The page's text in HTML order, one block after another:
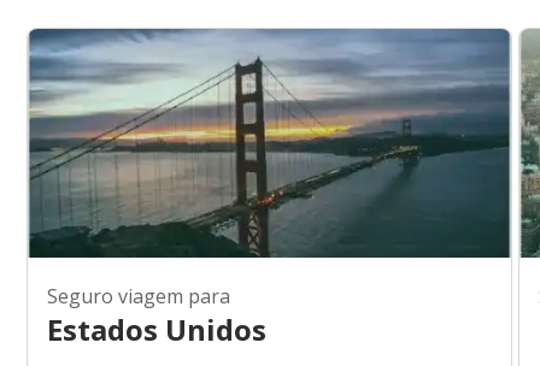
Seguro viagem para
Estados Unidos